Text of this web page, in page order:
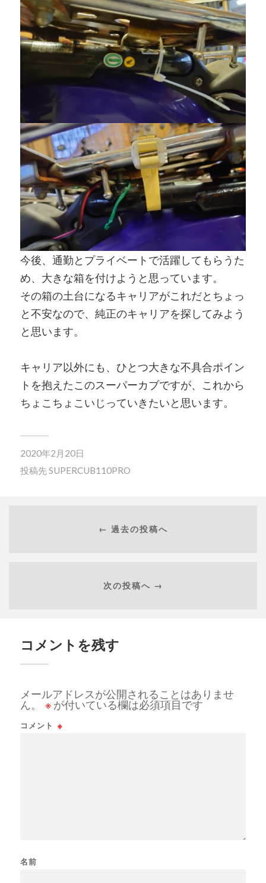
今後、通勤とプライベートで活躍してもらうた
め、大きな箱を付けようと思っています。
その箱の土台になるキャリアがこれだとちょっ
と不安なので、純正のキャリアを探してみよう
と思います。
キャリア以外にも、ひとつ大きな不具合ポイン
トを抱えたこのスーパーカブですが、これから
ちょこちょこいじっていきたいと思います。
2020年2月20日
投稿先 SUPERCUB110PRO
← 過去の投稿へ
次の投稿へ →
コメントを残す
メールアドレスが公開されることはありませ
ん。
※ が付いている欄は必須項目です
コメント ※
名前